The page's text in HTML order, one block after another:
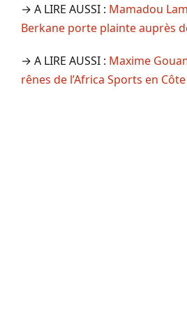
→ A LIRE AUSSI : Mamadou
Berkane porte plainte auprès
→ A LIRE AUSSI : Maxime
rênes de l’Africa Sports en